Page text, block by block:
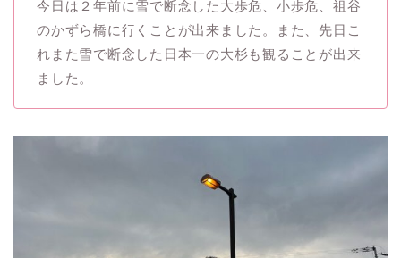
今日は２年前に雪で断念した大歩危、小歩危、祖谷
のかずら橋に行くことが出来ました。また、先日こ
れまた雪で断念した日本一の大杉も観ることが出来
ました。